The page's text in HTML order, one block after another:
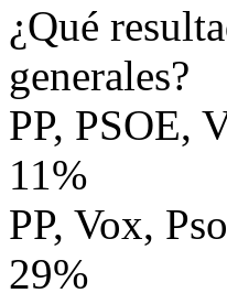
¿Qué
generales?
PP, PSOE,
11%
PP, Vox,
29%